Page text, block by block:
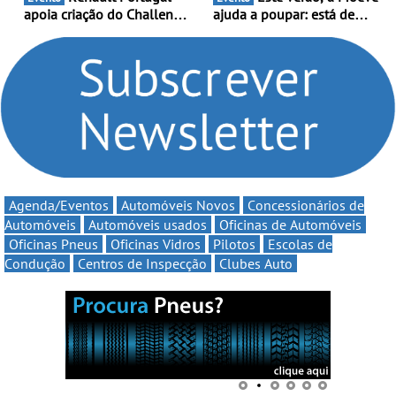
apoia criação do Challenge
compromisso com o
automobilismo nacional
continua em 2026
ajuda a poupar: está de
Volta” com descontos de
Agenda/Eventos Automóveis Novos
Concessionários de
Automóveis
Automóveis usados
Oficinas de Automóveis
Oficinas Pneus
Oficinas Vidros Pilotos
Escolas de
Condução
Centros de Inspecção Clubes Auto